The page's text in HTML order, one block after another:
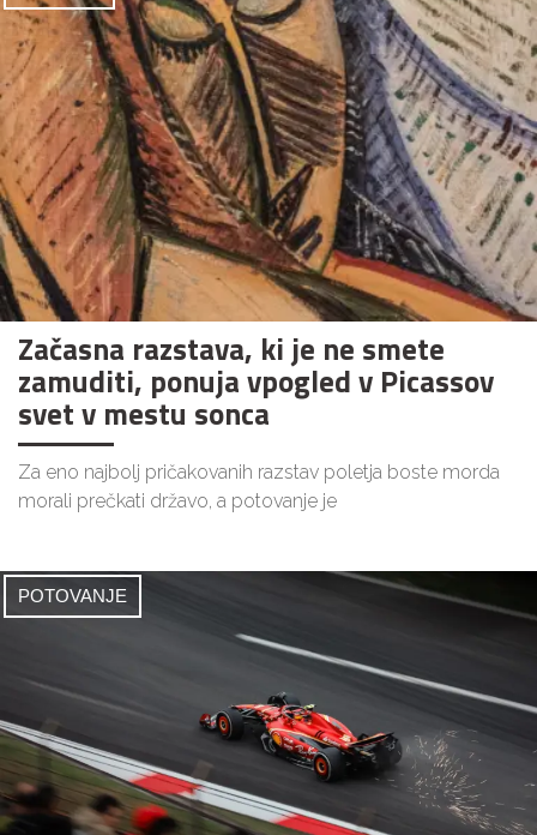
Začasna razstava, ki je ne smete
zamuditi, ponuja vpogled v Picassov
svet v mestu sonca
Za eno najbolj pričakovanih razstav poletja boste morda
morali prečkati državo, a potovanje je
POTOVANJE